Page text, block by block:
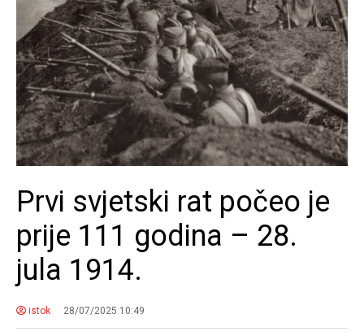
Prvi svjetski rat počeo je
prije 111 godina – 28.
jula 1914.
istok 28/07/2025 10:49